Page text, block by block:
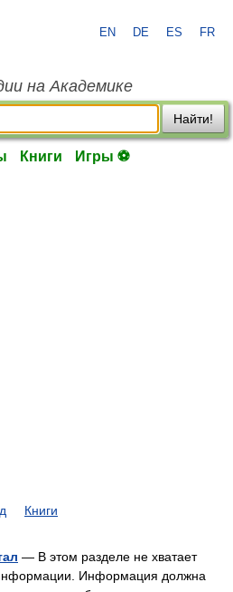
EN DE ES FR
на Академике
Найти!
Книги Игры ⚽
Книги
— В этом разделе не хватает
Информация должна